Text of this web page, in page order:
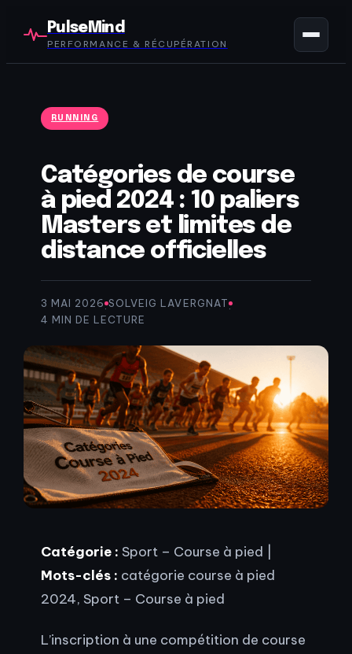
PulseMind
PERFORMANCE & RÉCUPÉRATION
RUNNING
Catégories de course
à pied 2024 : 10 paliers
Masters et limites de
distance officielles
3 MAI 2026·SOLVEIG LAVERGNAT·
4 MIN DE LECTURE
Catégorie : Sport – Course à pied |
Mots-clés : catégorie course à pied
2024, Sport – Course à pied
L’inscription à une compétition de course